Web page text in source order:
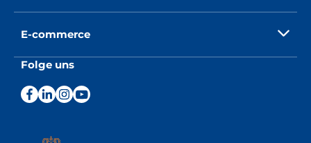
E-commerce
Folge uns